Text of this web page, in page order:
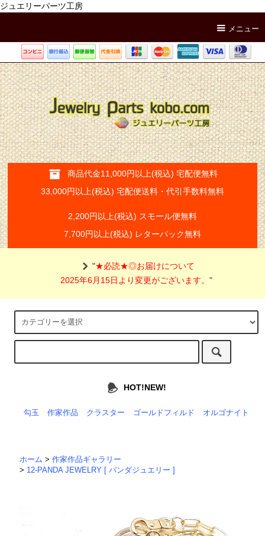
ジュエリーパーツ工房
メニュー
商品代金11,000円以上(税込) 宅配便無料
33,000円以上(税込) 宅配便送料・代引手数料無料
2,200円以上(税込) スモール便無料
7,700円以上(税込) レターパック無料
"★必読★◎お届けについて
2025年6月15日より変更がございます。"
HOT!NEW!
勾玉 作家作品 クラスター ゴールドフィルド オルゴナイト
ホーム >作家作品ギャラリー
> 12-PANDA JEWELRY [ パンダジュエリー ]